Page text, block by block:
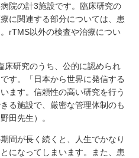
院の計3施設です。臨床研究の
に関連する部分については、患
rTMS以外の検査や治療につい
研究のうち、公的に認められ
す。「日本から世界に発信する
ます。信頼性の高い研究を行う
る施設で、厳密な管理体制のも
田先生）。
間が長く続くと、人生でかなり
になってしまいます。また、患